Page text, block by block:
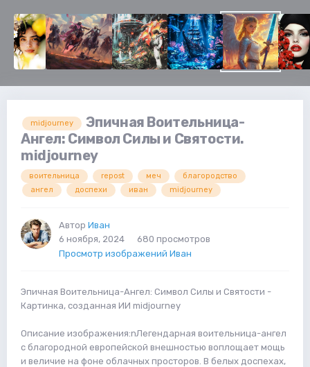
midjourney
Эпичная Воительница-
Ангел: Символ Силы и Святости.
midjourney
воительница repost меч
благородство
ангел
доспехи иван midjourney
Автор Иван
6 ноября, 2024
680 просмотров
Просмотр изображений Иван
Эпичная Воительница-Ангел: Символ Силы и Святости -
Картинка, созданная ИИ midjourney
Описание изображения:nЛегендарная воительница-ангел
с благородной европейской внешностью воплощает мощь
и величие на фоне облачных просторов. В белых доспехах,